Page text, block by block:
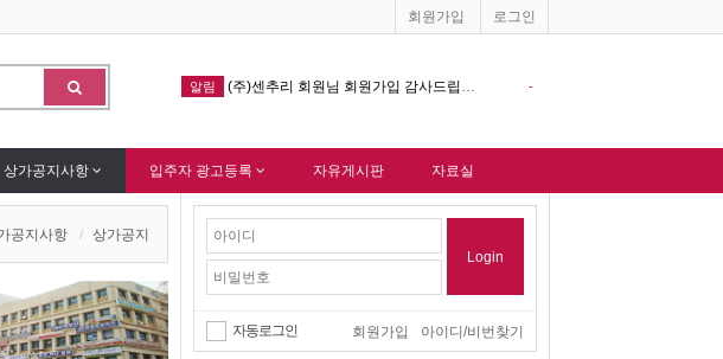
회원가입 로그인
회원님 회원가입 감사드립니다. - 알림 창원기계공구상가 홈페이지 다음포털 싸이트 등록완료 !!!
상가공지사항 입주자 광고등록 자유게시판 자료실
공지사항 상가공지
Login
자동로그인 아이디/비번찾기
회원가입